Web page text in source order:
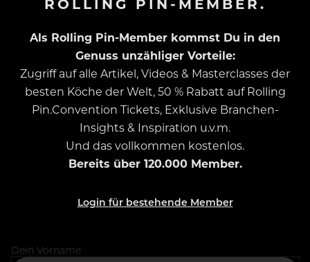
Als Rolling Pin-Member kommst Du in den
Genuss unzähliger Vorteile:
Zugriff auf alle Artikel, Videos & Masterclasses der
besten Köche der Welt, 50 % Rabatt auf Rolling
Pin.Convention Tickets, Exklusive Branchen-
Insights & Inspiration u.v.m.
Und das vollkommen kostenlos.
Bereits über 120.000 Member.
Login für bestehende Member
Dein Vorname